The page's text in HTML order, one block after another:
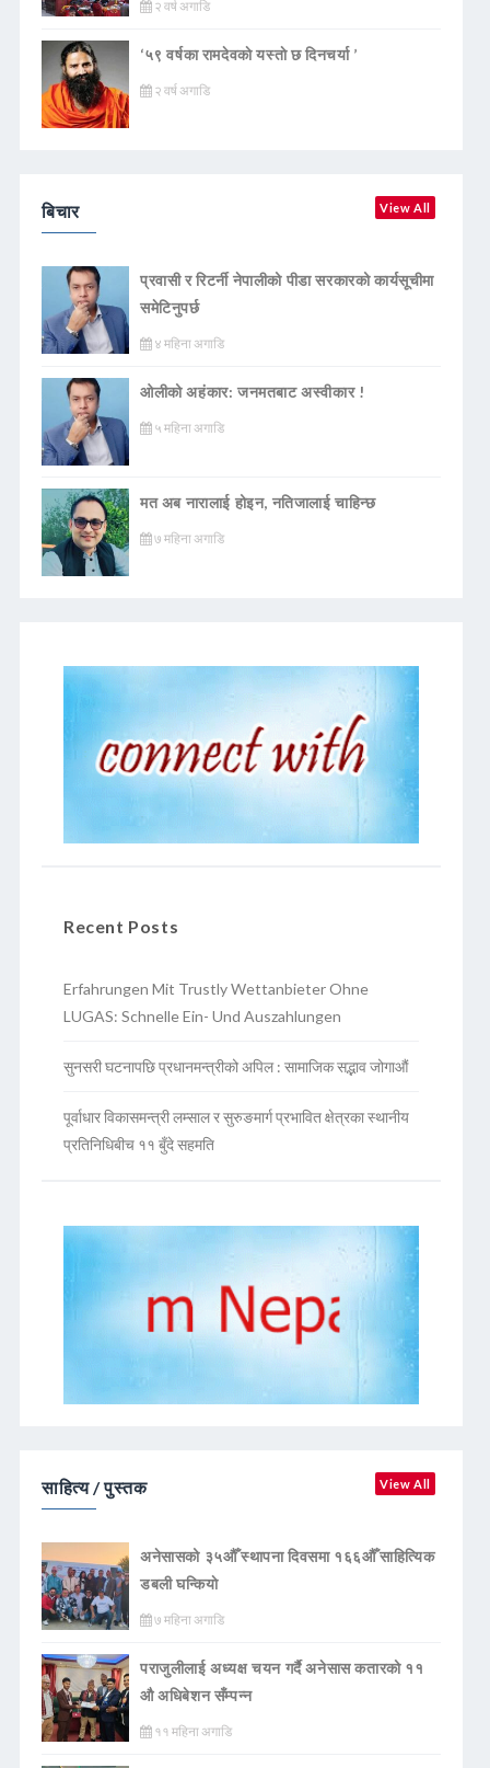
२ वर्ष अगाडि
‘५९ वर्षका रामदेवकाे यस्ताे छ दिनचर्या ’
२ वर्ष अगाडि
बिचार View All
प्रवासी र रिटर्नी नेपालीको पीडा सरकारको कार्यसूचीमा
समेटिनुपर्छ
४ महिना अगाडि
ओलीको अहंकार: जनमतबाट अस्वीकार !
५ महिना अगाडि
मत अब नारालाई होइन, नतिजालाई चाहिन्छ
७ महिना अगाडि
Recent Posts
Erfahrungen Mit Trustly Wettanbieter Ohne
LUGAS: Schnelle Ein- Und Auszahlungen
सुनसरी घटनापछि प्रधानमन्त्रीको अपिल : सामाजिक सद्भाव जोगाऔं
पूर्वाधार विकासमन्त्री लम्साल र सुरुङमार्ग प्रभावित क्षेत्रका स्थानीय
प्रतिनिधिबीच ११ बुँदे सहमति
साहित्य / पुस्तक View All
अनेसासको ३५औँ स्थापना दिवसमा १६६औँ साहित्यिक
डबली घन्कियाे
७ महिना अगाडि
पराजुलीलाई अध्यक्ष चयन गर्दै अनेसास कतारको ११
औ अधिबेशन सँम्पन्न
११ महिना अगाडि